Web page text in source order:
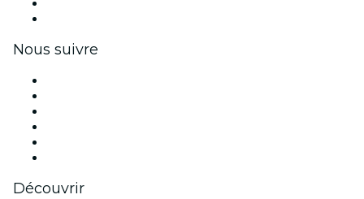
Nous suivre
Découvrir